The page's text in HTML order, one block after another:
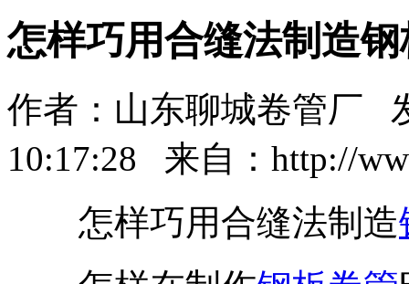
怎样巧用合缝法制造
作者：山东聊城卷管厂
10:17:28 来自：http://
怎样巧用合缝法制造